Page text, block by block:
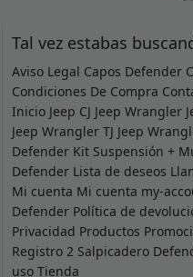
Tal vez estabas
Aviso Legal Capos Defender
Condiciones De Compra
Inicio Jeep CJ Jeep Wrangler
Jeep Wrangler TJ Jeep
Defender Kit Suspensión +
Defender Lista de deseos
Mi cuenta Mi cuenta my-
Defender Política de
Privacidad Productos
Registro 2 Salpicadero
uso Tienda